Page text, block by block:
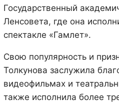
Государственный
Ленсовета, где она
спектакле «Гамлет».
Свою популярность и
Толкунова заслужила
видеофильмах и
также исполнила более